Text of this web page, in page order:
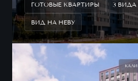
ГОТОВЫЕ КВАРТИРЫ 3
ВИД НА НЕВУ